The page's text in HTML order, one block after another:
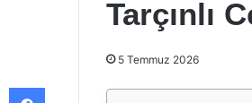
Tarçınlı
5 Temmuz 2026
Facebook